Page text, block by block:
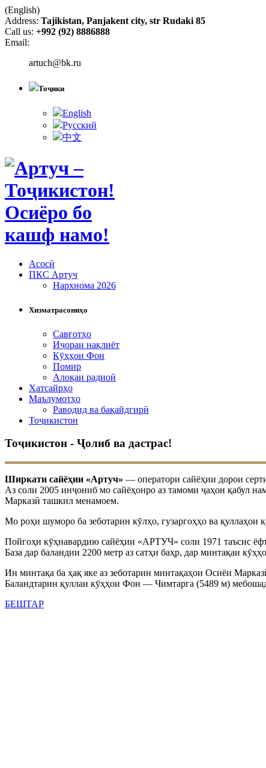
(English)
Address: Tajikistan, Panjakent city, str Rudaki 85
Call us: +992 (92) 8886888
Email:
artuch@bk.ru
Тоҷики
English
Русский
中文
Асосӣ
ПКС Артуч
Нархнома 2026
Хизматрасониҳо
Савғотҳо
Иҷораи нақлиёт
Кӯҳҳои Фон
Помир
Алоқаи радиоӣ
Хатсайрҳо
Маълумотҳо
Раводид ва бақайдгирӣ
Тоҷикистон
Тоҷикистон - Ҷолиб ва дастрас!
Ширкати сайёҳии «Артуч» — оператори сайёҳии дорои
Аз соли 2005 инҷониб мо сайёҳонро аз тамоми ҷаҳон қабул
Марказӣ ташкил менамоем.
Мо роҳи шуморо ба зеботарин кӯлҳо, гузаргоҳҳо ва
Пойгоҳи кӯҳнавардию сайёҳии «АРТУЧ» соли 1971 таъсис
База дар баландии 2200 метр аз сатҳи баҳр, дар минтақаи
Ин минтақа ба ҳақ яке аз зеботарин минтақаҳои Осиёи
Баландтарин қуллаи кӯҳҳои Фон — Чимтарга (5489 м)
БЕШТАР